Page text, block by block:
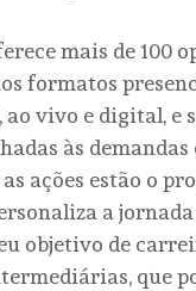
mais de 100
formatos
vivo e digital, e
às demandas
ações estão o
a
objetivo de
que